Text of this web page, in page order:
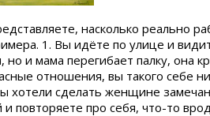
насколько реально
1. Вы идёте по улице и
но и мама перегибает палку, она
отношения, вы такого себе
хотели сделать женщине
повторяете про себя, что-то